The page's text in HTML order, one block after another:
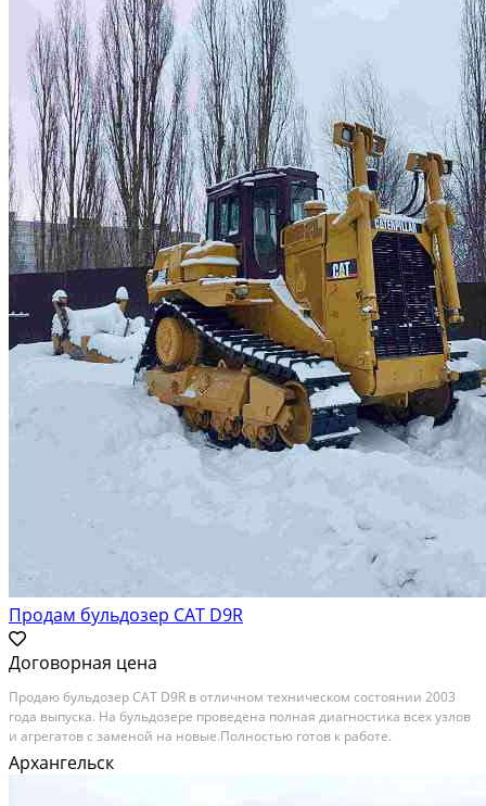
Продам бульдозер CAT D9R
Договорная цена
Продаю бульдозер CAT D9R в отличном техническом состоянии 2003
года выпуска. На бульдозере проведена полная диагностика всех узлов
и агрегатов с заменой на новые.Полностью готов к работе.
Установлены новые форсунки, турбокомпрессор, ТНВД отрегулировано
на стенде. Снят с учета готов к продаже
Архангельск